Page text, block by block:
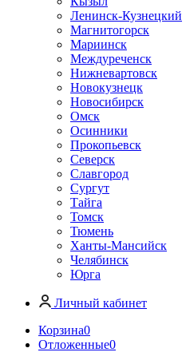
Ленинск-Кузнецкий
Магнитогорск
Мариинск
Междуреченск
Нижневартовск
Новокузнецк
Новосибирск
Омск
Осинники
Прокопьевск
Северск
Славгород
Сургут
Тайга
Томск
Тюмень
Ханты-Мансийск
Челябинск
Юрга
Личный кабинет
Корзина0
Отложенные0